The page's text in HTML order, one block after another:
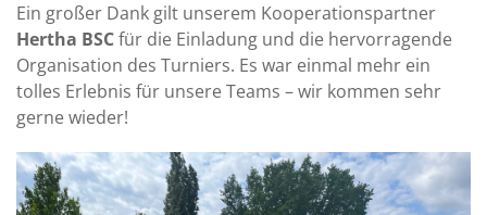
Ein großer Dank gilt unserem Kooperationspartner
Hertha BSCfür die Einladung und die hervorragende
Organisation des Turniers. Es war einmal mehr ein
tolles Erlebnis für unsere Teams – wir kommen sehr
gerne wieder!